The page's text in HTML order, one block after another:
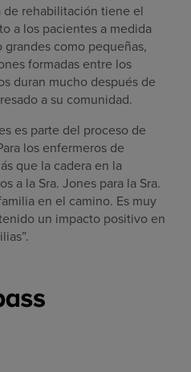
de rehabilitación tiene el
a los pacientes a medida
como pequeñas,
formadas entre los
duran mucho después de
a su comunidad.
es parte del proceso de
los enfermeros de
que la cadera en la
a la Sra. Jones para la Sra.
en el camino. Es muy
un impacto positivo en